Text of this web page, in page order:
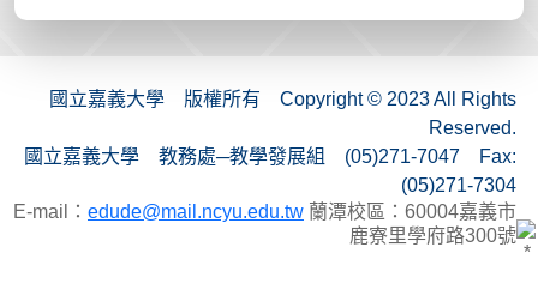
國立嘉義大學 版權所有 Copyright © 2023 All Rights
Reserved.
國立嘉義大學 教務處─教學發展組 (05)271-7047 Fax:
(05)271-7304
E-mail： edude@mail.ncyu.edu.tw 蘭潭校區：60004嘉義市
鹿寮里學府路300號